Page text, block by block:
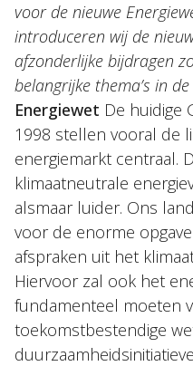
Over Holla
Onze mensen
Expertises
Topics
Internationaal
Nieuws
NL EN DE FR
voor de nieuwe
introduceren wij de
afzonderlijke bijdragen
belangrijke thema’s in
Energiewet De huidige
1998 stellen vooral de
energiemarkt centraal.
klimaatneutrale
alsmaar luider. Ons
voor de enorme
afspraken uit het
Hiervoor zal ook het
fundamenteel moeten
toekomstbestendige